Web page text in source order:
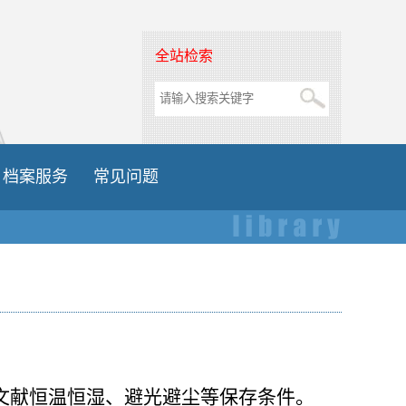
全站检索
档案服务 常见问题
恒温恒湿、避光避尘等保存条件。